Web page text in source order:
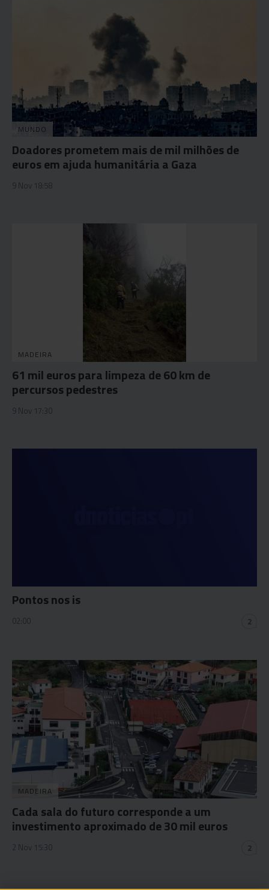
MUNDO
Doadores prometem mais de mil milhões de
euros em ajuda humanitária a Gaza
9 Nov 18:58
MADEIRA
61 mil euros para limpeza de 60 km de
percursos pedestres
9 Nov 17:30
Pontos nos is
02:00 2
MADEIRA
Cada sala do futuro corresponde a um
investimento aproximado de 30 mil euros
2 Nov 15:30 2